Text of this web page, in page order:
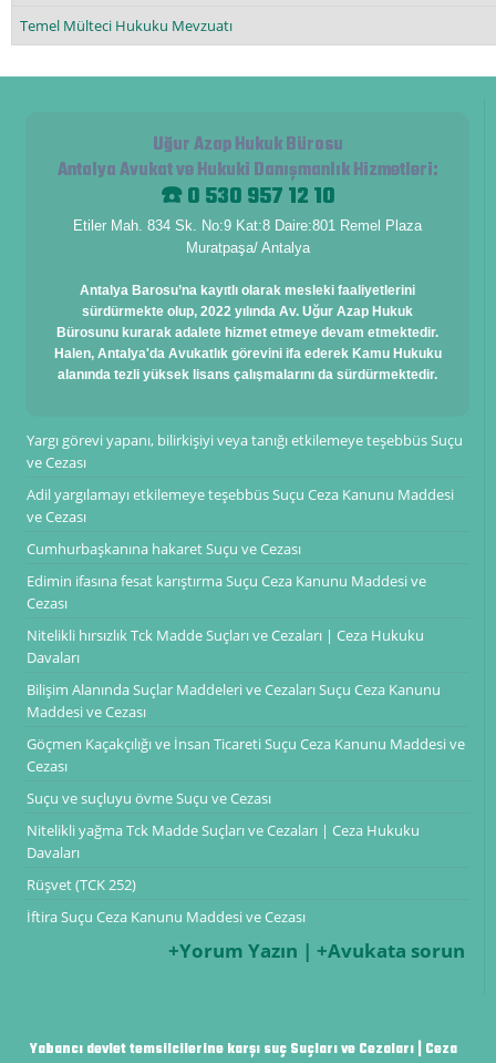
Temel Mülteci Hukuku Mevzuatı
Uğur Azap Hukuk Bürosu
Antalya Avukat ve Hukuki Danışmanlık Hizmetleri:
☎️ 0 530 957 12 10
Etiler Mah. 834 Sk. No:9 Kat:8 Daire:801 Remel Plaza
Muratpaşa/ Antalya
Antalya Barosu’na kayıtlı olarak mesleki faaliyetlerini
sürdürmekte olup, 2022 yılında Av. Uğur Azap Hukuk
Bürosunu kurarak adalete hizmet etmeye devam etmektedir.
Halen, Antalya'da Avukatlık görevini ifa ederek Kamu Hukuku
alanında tezli yüksek lisans çalışmalarını da sürdürmektedir.
Yargı görevi yapanı, bilirkişiyi veya tanığı etkilemeye teşebbüs Suçu
ve Cezası
Adil yargılamayı etkilemeye teşebbüs Suçu Ceza Kanunu Maddesi
ve Cezası
Cumhurbaşkanına hakaret Suçu ve Cezası
Edimin ifasına fesat karıştırma Suçu Ceza Kanunu Maddesi ve
Cezası
Nitelikli hırsızlık Tck Madde Suçları ve Cezaları | Ceza Hukuku
Davaları
Bilişim Alanında Suçlar Maddeleri ve Cezaları Suçu Ceza Kanunu
Maddesi ve Cezası
Göçmen Kaçakçılığı ve İnsan Ticareti Suçu Ceza Kanunu Maddesi ve
Cezası
Suçu ve suçluyu övme Suçu ve Cezası
Nitelikli yağma Tck Madde Suçları ve Cezaları | Ceza Hukuku
Davaları
Rüşvet (TCK 252)
İftira Suçu Ceza Kanunu Maddesi ve Cezası
+Yorum Yazın | +Avukata sorun
Yabancı devlet temsilcilerine karşı suç Suçları ve Cezaları | Ceza